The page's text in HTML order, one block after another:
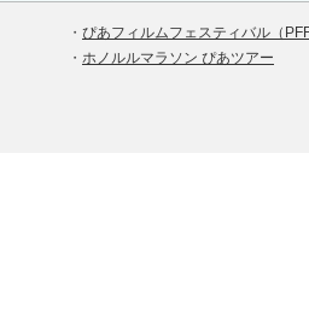
・ ぴあフィルムフェスティバル（
・ ホノルルマラソン ぴあツアー